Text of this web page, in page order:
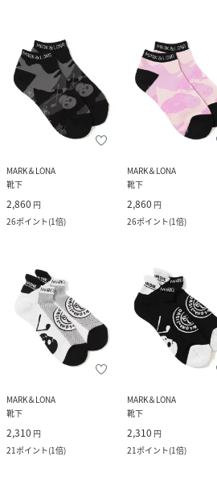
MARK＆LONA
靴下
2,860 円
26ポイント(1倍)
MARK＆LONA
靴下
2,860 円
26ポイント(1倍)
MARK＆LONA
靴下
2,310 円
21ポイント(1倍)
MARK＆LONA
靴下
2,310 円
21ポイント(1倍)